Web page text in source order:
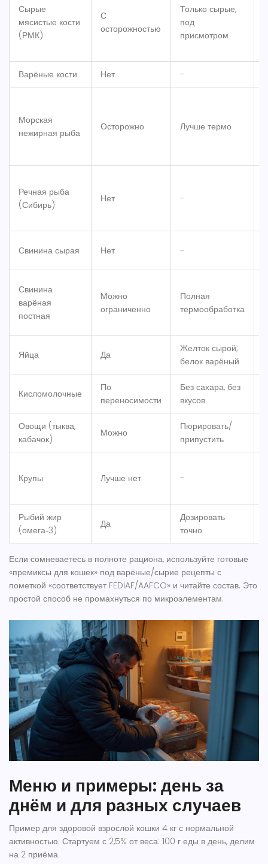
Сырые
мясистые кости
(РМК)
С
осторожностью
Только сырые,
под
присмотром
Варёные кости Нет -
Морская
нежирная рыба
Осторожно Лучше термо
Речная рыба
(Сибирь)
Нет -
Свинина сырая Нет -
Свинина
варёная
постная
Можно
ограниченно
Полная
термообработка
Яйца Да
Желток сырой;
белок варёный
Кисломолочные
По
переносимости
Без сахара, без
вкусов
Овощи (тыква,
кабачок)
Можно
Пюрировать/
припустить
Крупы Лучше нет -
Рыбий жир
(омега‑3)
Да
Дозировать
точно
Если сомневаетесь в полноте рациона, используйте готовые
«премиксы для кошек» под варёные/сырие рецепты с
пометкой «соответствует FEDIAF/AAFCO» и читайте состав. Это
простой способ не промахнуться по микроэлементам.
Меню и примеры: день за
днём и для разных случаев
Пример для здоровой взрослой кошки 4 кг с нормальной
активностью. Стартуем с 2,5% от веса: 100 г еды в день, делим
на 2 приёма.